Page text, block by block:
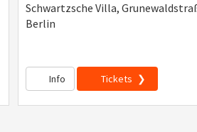
Schwartzsche Villa,
Berlin
Info Tickets